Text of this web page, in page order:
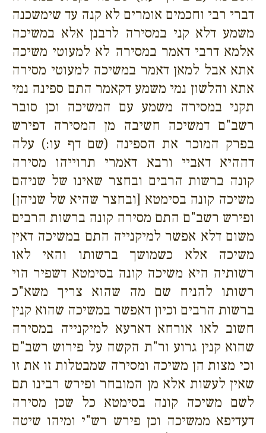
דברי רבי וחכמים אומרים לא קנה עד שימשכנה
משמע דלא קני במסירה לרבנן אלא במשיכה
אלמא דרבי דאמר במסירה לא למעוטי משיכה
אתא אבל למאן דאמר במשיכה למעוטי מסירה
אתא והלשון נמי משמע דקאמר התם ספינה נמי
תקני במסירה משמע עם המשיכה וכן סובר
רשב"ם דמשיכה חשיבה מן המסירה דפירש
בפרק המוכר את הספינה (שם דף עו:) עלה
דההיא דאביי ורבא דאמרי תרוייהו מסירה
קונה ברשות הרבים ובחצר שאינו של שניהם
משיכה קונה בסימטא [ובחצר שהיא של שניהן]
ופירש רשב"ם התם מסירה קונה ברשות הרבים
משום דלא אפשר למיקנייה התם במשיכה דאין
משיכה אלא כשמושך ברשותו והאי לאו
רשותיה היא משיכה קונה בסימטא דשפיר הוי
רשותו להניח שם מה שהוא צריך משא"כ
ברשות הרבים וכיון דאפשר במשיכה שהוא קנין
חשוב לאו אורחא דארעא למיקנייה במסירה
שהוא קנין גרוע ור"ת הקשה על פירוש רשב"ם
וכי מצות הן משיכה ומסירה שמבטלות זו את זו
שאין לעשות אלא מן המובחר ופירש רבינו תם
לשם משיכה קונה בסימטא כל שכן מסירה
דעדיפא ממשיכה וכן פירש רש"י ומיהו שיטה